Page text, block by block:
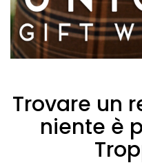
Trovare un
niente è